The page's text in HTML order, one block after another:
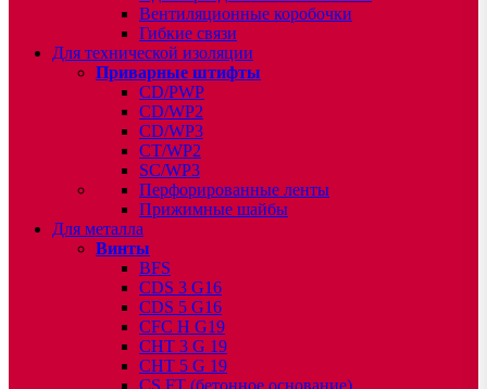
Вентиляционные коробочки
Гибкие связи
Для технической изоляции
Приварные штифты
CD/PWP
CD/WP2
CD/WP3
CT/WP2
SC/WP3
Перфорированные ленты
Прижимные шайбы
Для металла
Винты
BFS
CDS 3 G16
CDS 5 G16
CFC H G19
CHT 3 G 19
CHT 5 G 19
CS FT (бетонное основание)